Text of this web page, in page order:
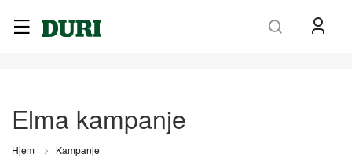
Elma kampanje
Hjem Kampanje